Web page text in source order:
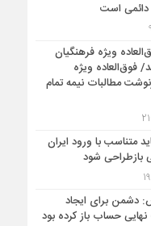
است
ویژه فرهنگیان
فوق‌العاده ویژه
مطالبات نیمه‌ تمام
متناسب با ورود ایران
بازطراحی شود
دشمن برای ایجاد
حساب باز کرده بود